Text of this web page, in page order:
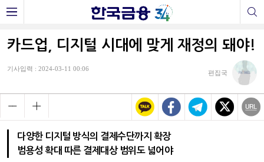
카드업, 디지털 시대에 맞게 재정의 돼야!
기사입력 : 2024-03-11 00:06
편집국
다양한 디지털 방식의 결제수단까지 확장
범용성 확대 따른 결제대상 범위도 넓어야